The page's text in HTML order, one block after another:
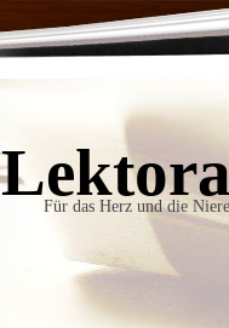
Für das Herz und die